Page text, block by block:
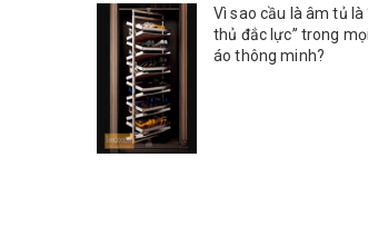
Vì sao cầu là âm tủ là
thủ đắc lực” trong
áo thông minh?